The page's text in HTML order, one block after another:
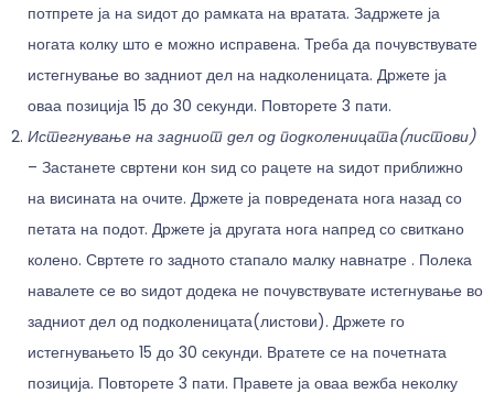
потпрете ја на ѕидот до рамката на вратата. Задржете ја
ногата колку што е можно исправена. Треба да почувствувате
истегнување во задниот дел на надколеницата. Држете ја
оваа позиција 15 до 30 секунди. Повторете 3 пати.
Истегнување на задниот дел од подколеницата(листови)
– Застанете свртени кон ѕид со рацете на ѕидот приближно
на висината на очите. Држете ја повредената нога назад со
петата на подот. Држете ја другата нога напред со свиткано
колено. Свртете го задното стапало малку навнатре . Полека
навалете се во ѕидот додека не почувствувате истегнување во
задниот дел од подколеницата(листови). Држете го
истегнувањето 15 до 30 секунди. Вратете се на почетната
позиција. Повторете 3 пати. Правете ја оваа вежба неколку